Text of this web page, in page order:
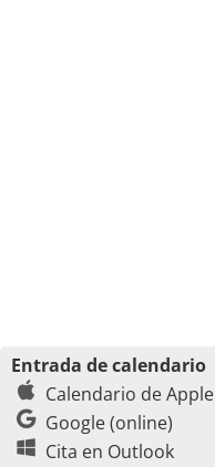
Entrada de calendario
Calendario de Apple
Google (online)
Cita en Outlook